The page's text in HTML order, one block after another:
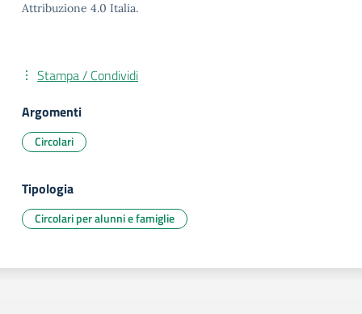
Attribuzione 4.0 Italia.
Stampa / Condividi
Argomenti
Circolari
Tipologia
Circolari per alunni e famiglie